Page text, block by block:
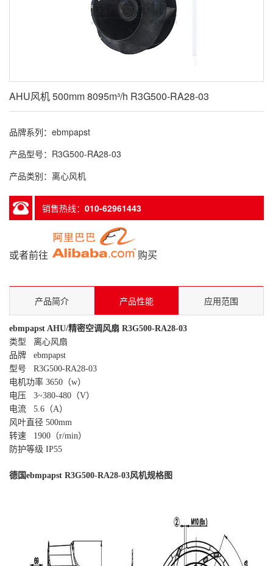
AHU风机 500mm 8095m³/h R3G500-RA28-03
品牌系列：ebmpapst
产品型号：R3G500-RA28-03
产品类别：离心风机
销售热线： 010-62961443
或者前往 购买
产品简介 产品性能 应用范围
ebmpapst AHU/精密空调风扇 R3G500-RA28-03
类型 离心风扇
品牌 ebmpapst
型号 R3G500-RA28-03
电机功率 3650（w）
电压 3~380-480（V）
电流 5.6（A）
风叶直径 500mm
转速 1900（r/min）
防护等级 IP55
德国ebmpapst R3G500-RA28-03风机规格图